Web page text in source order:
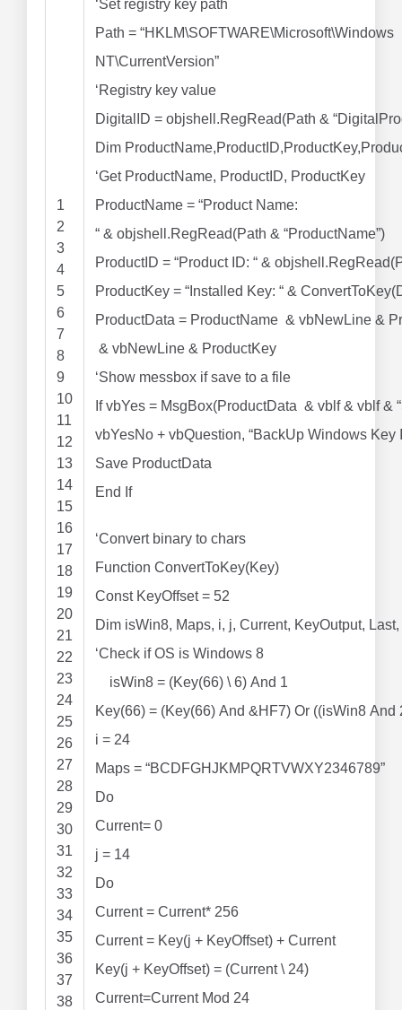
1
2
3
4
5
6
7
8
9
10
11
12
13
14
15
16
17
18
19
20
21
22
23
24
25
26
27
28
29
30
31
32
33
34
35
36
37
38
‘Set registry key path
Path = “HKLM\SOFTWARE\Microsoft\Windows
NT\CurrentVersion”
‘Registry key value
DigitalID = objshell.RegRead(Path &
Dim
‘Get ProductName, ProductID, ProductKey
ProductName = “Product Name:
“ & objshell.RegRead(Path & “ProductName”)
ProductID = “Product ID: “ &
ProductKey = “Installed Key: “ &
ProductData = ProductName & vbNewLine &
& vbNewLine & ProductKey
‘Show messbox if save to a file
IfvbYes = MsgBox(ProductData & vblf & vblf &
vbYesNo + vbQuestion, “BackUp Windows Key
Save ProductData
End If
‘Convert binary to chars
Function ConvertToKey(Key)
ConstKeyOffset= 52
Dim isWin8, Maps, i, j, Current, KeyOutput,
‘Check if OS is Windows 8
isWin8 = (Key(66) \ 6) And 1
Key(66) = (Key(66) And &HF7) Or ((isWin8 And
i = 24
Maps = “BCDFGHJKMPQRTVWXY2346789”
Do
Current= 0
j = 14
Do
Current= Current* 256
Current= Key(j + KeyOffset) + Current
Key(j + KeyOffset) = (Current\ 24)
Current=Current Mod 24